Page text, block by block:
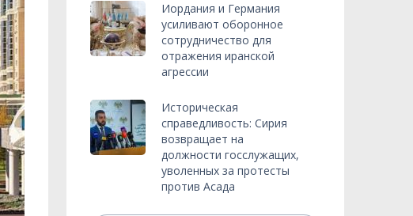
Иордания и Германия
усиливают оборонное
сотрудничество для
отражения иранской
агрессии
Историческая
справедливость: Сирия
возвращает на
должности госслужащих,
уволенных за протесты
против Асада